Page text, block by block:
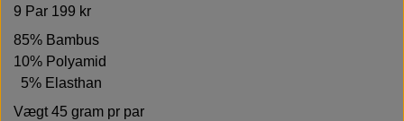
9 Par 199 kr
85% Bambus
10% Polyamid
5% Elasthan
Vægt 45 gram pr par